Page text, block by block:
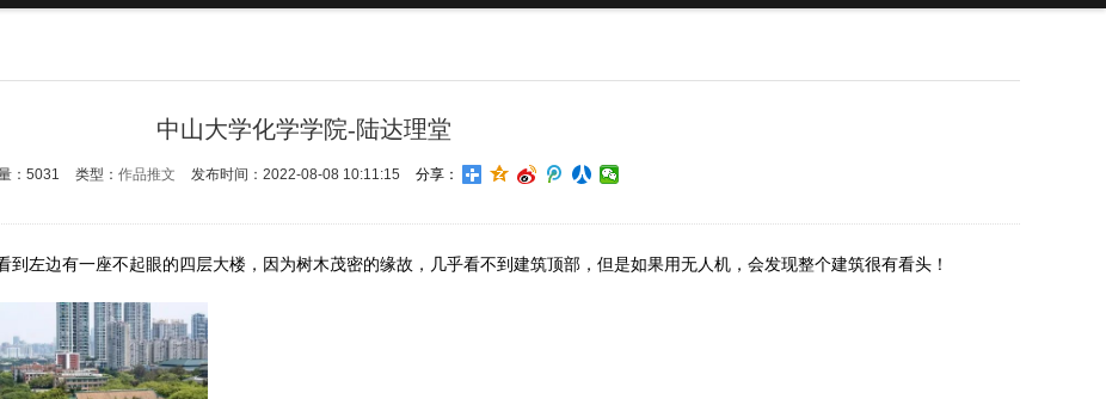
中山大学化学学院-陆达理堂
：5031 类型： 作品推文 发布时间：2022-08-08 10:11:15 分享：
左边有一座不起眼的四层大楼，因为树木茂密的缘故，几乎看不到建筑顶部，但是如果用无人机，会发现整个建筑很有看头！